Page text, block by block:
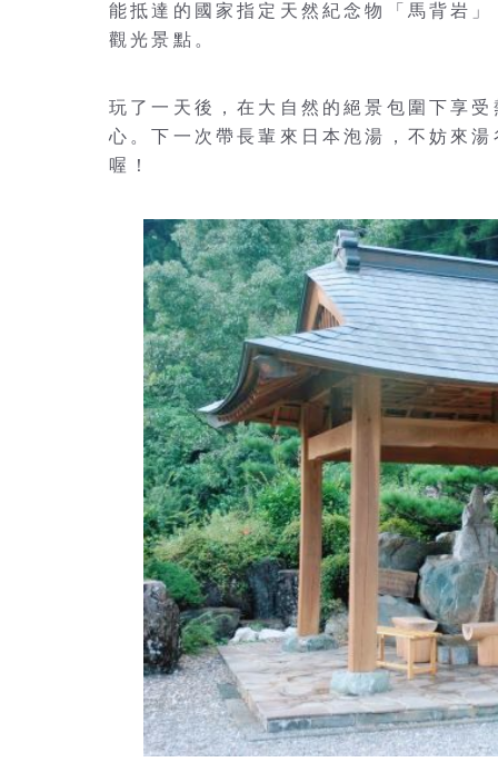
能抵達的國家指定天然紀念物「馬背岩
觀光景點。
玩了一天後，在大自然的絕景包圍下享
心。下一次帶長輩來日本泡湯，不妨來
喔！